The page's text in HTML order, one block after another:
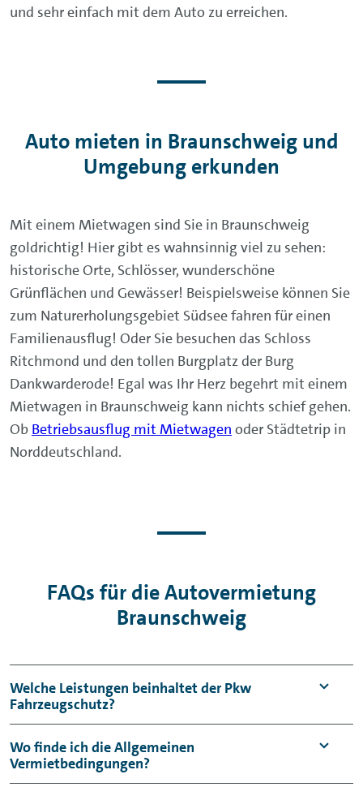
und sehr einfach mit dem Auto zu erreichen.
Auto mieten in Braunschweig und
Umgebung erkunden
Mit einem Mietwagen sind Sie in Braunschweig
goldrichtig! Hier gibt es wahnsinnig viel zu sehen:
historische Orte, Schlösser, wunderschöne
Grünflächen und Gewässer! Beispielsweise können Sie
zum Naturerholungsgebiet Südsee fahren für einen
Familienausflug! Oder Sie besuchen das Schloss
Ritchmond und den tollen Burgplatz der Burg
Dankwarderode! Egal was Ihr Herz begehrt mit einem
Mietwagen in Braunschweig kann nichts schief gehen.
Ob Betriebsausflug mit Mietwagen oder Städtetrip in
Norddeutschland.
FAQs für die Autovermietung
Braunschweig
Welche Leistungen beinhaltet der Pkw
Fahrzeugschutz?
Der Pkw Fahrzeugschutz umfasst einen
Haftpflicht- sowie einen Kaskoschutz mit
Selbstbeteiligung (Vollkasko: 950 €,
Wo finde ich die Allgemeinen
Vermietbedingungen?